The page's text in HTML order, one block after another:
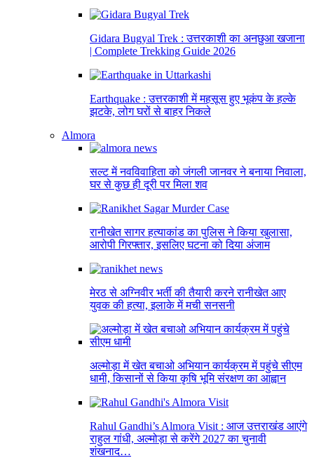
Gidara Bugyal Trek : उत्तरकाशी का अनछुआ खजाना
| Complete Trekking Guide 2026
Earthquake : उत्तरकाशी में महसूस हुए भूकंप के हल्के
झटके, लोग घरों से बाहर निकले
Almora
सल्ट में नवविवाहिता को जंगली जानवर ने बनाया निवाला,
घर से कुछ ही दूरी पर मिला शव
रानीखेत सागर हत्याकांड का पुलिस ने किया खुलासा,
आरोपी गिरफ्तार, इसलिए घटना को दिया अंजाम
मेरठ से अग्निवीर भर्ती की तैयारी करने रानीखेत आए
युवक की हत्या, इलाके में मची सनसनी
अल्मोड़ा में खेत बचाओ अभियान कार्यक्रम में पहुंचे सीएम
धामी, किसानों से किया कृषि भूमि संरक्षण का आह्वान
Rahul Gandhi’s Almora Visit : आज उत्तराखंड आएंगे
राहुल गांधी, अल्मोड़ा से करेंगे 2027 का चुनावी
शंखनाद…